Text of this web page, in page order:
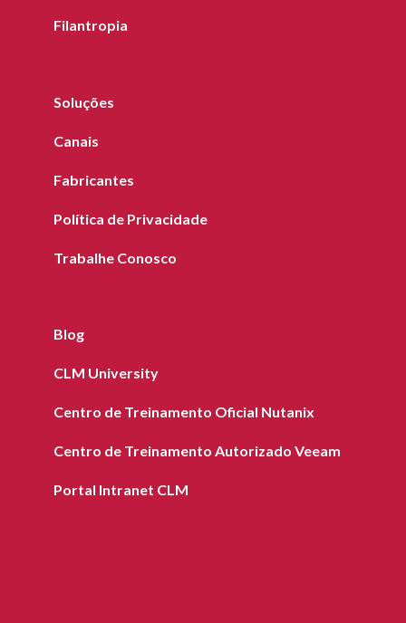
Filantropia
Soluções
Canais
Fabricantes
Política de Privacidade
Trabalhe Conosco
Blog
CLM University
Centro de Treinamento Oficial Nutanix
Centro de Treinamento Autorizado Veeam
Portal Intranet CLM